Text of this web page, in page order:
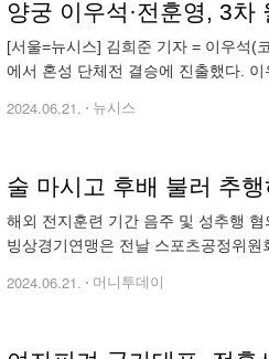
양궁 이우석·전훈영, 3차
[서울=뉴시스] 김희준 기자 = 이우석(
에서 혼성 단체전 결승에 진출했다.
2024.06.21. 뉴시스
술 마시고 후배 불러 추
해외 전지훈련 기간 음주 및 성추행
빙상경기연맹은 전날 스포츠공정위
2024.06.21. 머니투데이